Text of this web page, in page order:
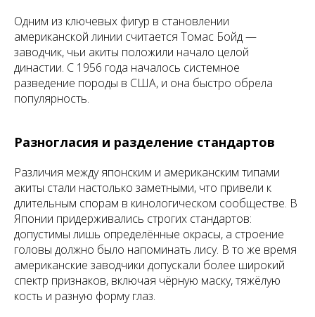
Одним из ключевых фигур в становлении
американской линии считается Томас Бойд —
заводчик, чьи акиты положили начало целой
династии. С 1956 года началось системное
разведение породы в США, и она быстро обрела
популярность.
Разногласия и разделение стандартов
Различия между японским и американским типами
акиты стали настолько заметными, что привели к
длительным спорам в кинологическом сообществе. В
Японии придерживались строгих стандартов:
допустимы лишь определённые окрасы, а строение
головы должно было напоминать лису. В то же время
американские заводчики допускали более широкий
спектр признаков, включая чёрную маску, тяжёлую
кость и разную форму глаз.